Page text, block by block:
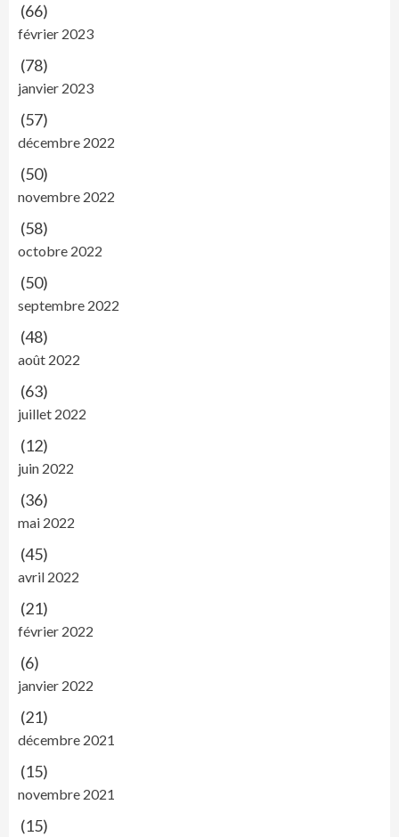
(66)
février 2023
(78)
janvier 2023
(57)
décembre 2022
(50)
novembre 2022
(58)
octobre 2022
(50)
septembre 2022
(48)
août 2022
(63)
juillet 2022
(12)
juin 2022
(36)
mai 2022
(45)
avril 2022
(21)
février 2022
(6)
janvier 2022
(21)
décembre 2021
(15)
novembre 2021
(15)